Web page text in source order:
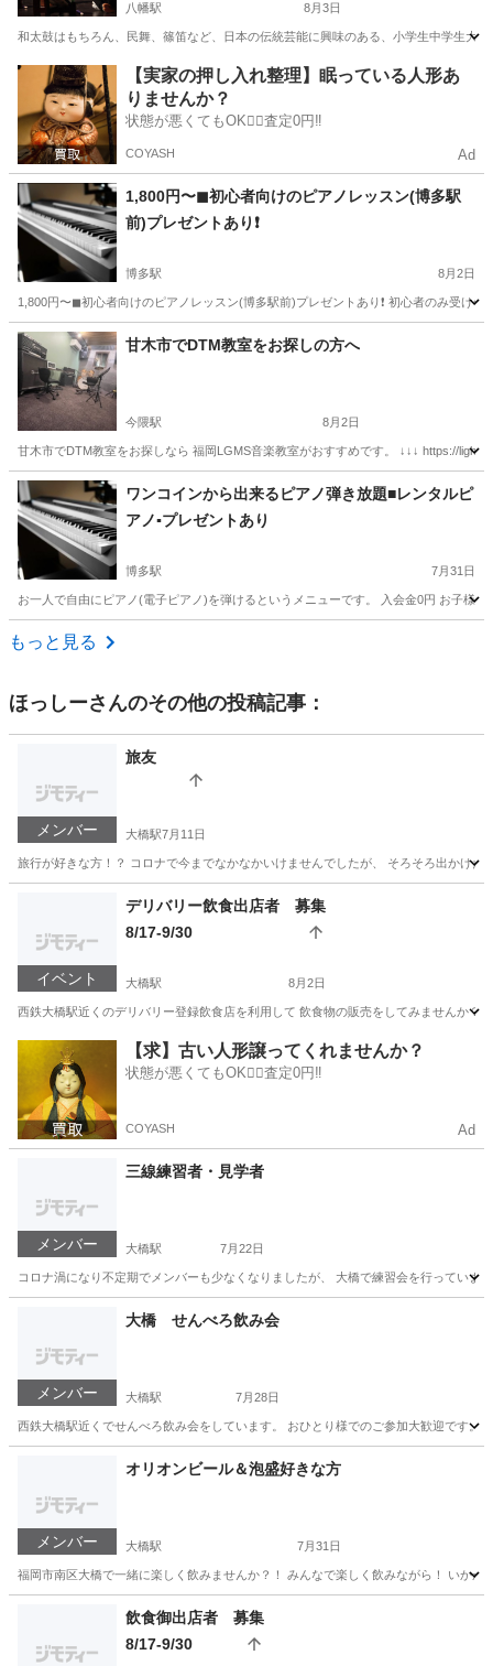
八幡駅 8月3日
和太鼓はもちろん、民舞、篠笛など、日本の伝統芸能に興味のある、小学生中学生大
福岡 北九州市 八幡駅 和太鼓 篠笛
【実家の押し入れ整理】眠っている人形あ
りませんか？
状態が悪くてもOK🙆‍♀️査定0円‼️
COYASH Ad
1,800円〜◼︎初心者向けのピアノレッスン(博多駅
前)プレゼントあり❗️
博多駅 8月2日
1,800円〜◼︎初心者向けのピアノレッスン(博多駅前)プレゼントあり❗️ 初心者のみ受け
福岡 福岡市 博多駅 ピアノ ピアノレッスン
甘木市でDTM教室をお探しの方へ
今隈駅 8月2日
甘木市でDTM教室をお探しなら 福岡LGMS音楽教室がおすすめです。 ↓↓↓ https://
福岡 三井郡 音楽 DTM
ワンコインから出来るピアノ弾き放題■レンタルピ
アノ▪️プレゼントあり
博多駅 7月31日
お一人で自由にピアノ(電子ピアノ)を弾けるというメニューです。 入会金0円 お子様
福岡 福岡市
もっと見る
ほっしーさんのその他の投稿記事：
メンバー
旅友
大橋駅7月11日
旅行が好きな方！？ コロナで今までなかなかいけませんでしたが、 そろそろ出かけ
大橋駅 その他 コロナ
イベント
デリバリー飲食出店者 募集
8/17-9/30
大橋駅 8月2日
西鉄大橋駅近くのデリバリー登録飲食店を利用して 飲食物の販売をしてみませんか？
大橋駅 ワークショップ キッチンカー
【求】古い人形譲ってくれませんか？
状態が悪くてもOK🙆‍♀️査定0円‼️
COYASH Ad
メンバー
三線練習者・見学者
大橋駅 7月22日
コロナ渦になり不定期でメンバーも少なくなりましたが、 大橋で練習会を行ってい
大橋駅 その他 三線
メンバー
大橋 せんべろ飲み会
大橋駅 7月28日
西鉄大橋駅近くでせんべろ飲み会をしています。 おひとり様でのご参加大歓迎です
大橋駅 その他 せんべろ
メンバー
オリオンビール＆泡盛好きな方
大橋駅 7月31日
福岡市南区大橋で一緒に楽しく飲みませんか？！ みんなで楽しく飲みながら！ いか
大橋駅 その他
飲食御出店者 募集
8/17-9/30